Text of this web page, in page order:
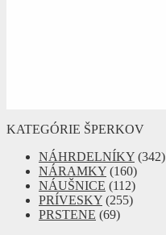
KATEGÓRIE ŠPERKOV
NÁHRDELNÍKY (342)
NÁRAMKY (160)
NÁUŠNICE (112)
PRÍVESKY (255)
PRSTENE (69)